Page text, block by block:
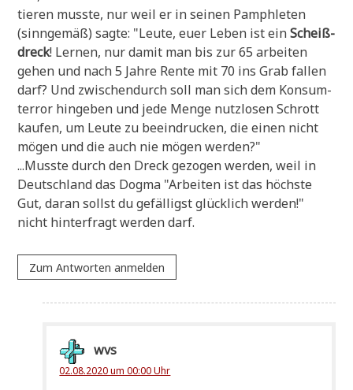
tie­ren muss­te, nur weil er in sei­nen Pam­phle­ten
(sinn­ge­mäß) sag­te: "Leu­te, euer Leben ist einScheiß­
dreck! Ler­nen, nur damit man bis zur 65 arbei­ten
gehen und nach 5 Jah­re Ren­te mit 70 ins Grab fal­len
darf? Und zwi­schen­durch soll man sich dem Kon­sum­
ter­ror hin­ge­ben und jede Men­ge nutz­lo­sen Schrott
kau­fen, um Leu­te zu beein­drucken, die einen nicht
mögen und die auch nie mögen werden?"
...Muss­te durch den Dreck gezo­gen wer­den, weil in
Deutsch­land das Dog­ma "Arbei­ten ist das höch­ste
Gut, dar­an sollst du gefäl­ligst glück­lich wer­den!"
nicht hin­ter­fragt wer­den darf.
Zum Antworten anmelden
wvs
02.08.2020 um 00:00 Uhr